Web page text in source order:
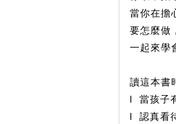
當你在擔
要怎麼做
一起來學
讀這本書
l 當孩子
l 認真看